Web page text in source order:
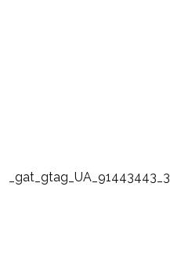
_gat_gtag_UA_91443443_3